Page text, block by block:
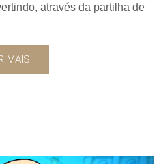
através da partilha de
MAIS